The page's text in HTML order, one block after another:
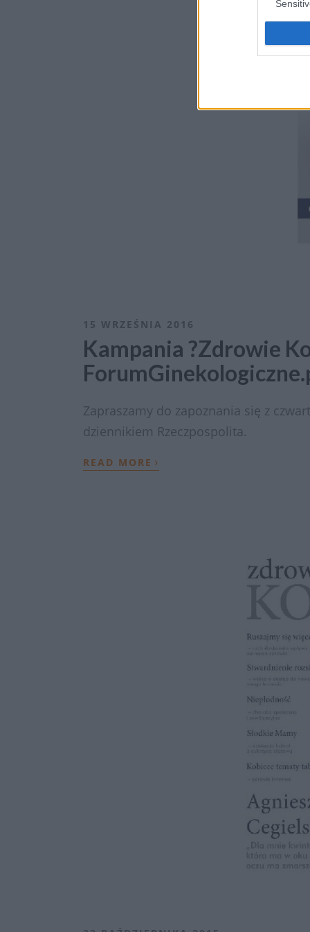
15 WRZEŚNIA 2016
Kampania ?Zdrowie
Zapraszamy do zapoznania się z
dziennikiem Rzeczpospolita.
READ MORE ›